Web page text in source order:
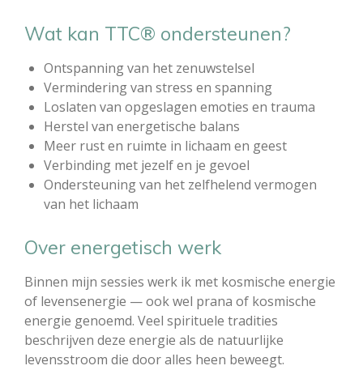
Wat kan TTC® ondersteunen?
Ontspanning van het zenuwstelsel
Vermindering van stress en spanning
Loslaten van opgeslagen emoties en trauma
Herstel van energetische balans
Meer rust en ruimte in lichaam en geest
Verbinding met jezelf en je gevoel
Ondersteuning van het zelfhelend vermogen
van het lichaam
Over energetisch werk
Binnen mijn sessies werk ik met kosmische energie
of levensenergie — ook wel prana of kosmische
energie genoemd. Veel spirituele tradities
beschrijven deze energie als de natuurlijke
levensstroom die door alles heen beweegt.